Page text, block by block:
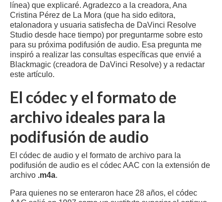
línea) que explicaré. Agradezco a la creadora, Ana
Cristina Pérez de La Mora (que ha sido editora,
etalonadora y usuaria satisfecha de DaVinci Resolve
Studio desde hace tiempo) por preguntarme sobre esto
para su próxima podifusión de audio. Esa pregunta me
inspiró a realizar las consultas específicas que envié a
Blackmagic (creadora de DaVinci Resolve) y a redactar
este artículo.
El códec y el formato de
archivo ideales para la
podifusión de audio
El códec de audio y el formato de archivo para la
podifusión de audio es el códec AAC con la extensión de
archivo .m4a.
Para quienes no se enteraron hace 28 años, el códec